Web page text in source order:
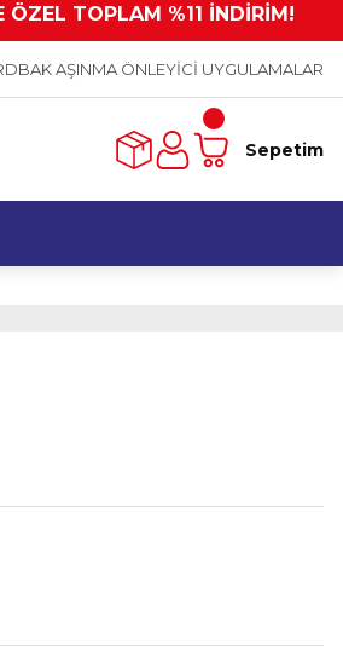
ÖZEL TOPLAM %11 İNDİRİM!
AŞINMA ÖNLEYİCİ UYGULAMALAR
Sepetim